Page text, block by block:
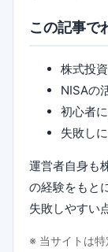
この記事で
株式投
NISAの
初心者
失敗し
運営者自身も
の経験をもと
失敗しやすい
※ 当サイトは